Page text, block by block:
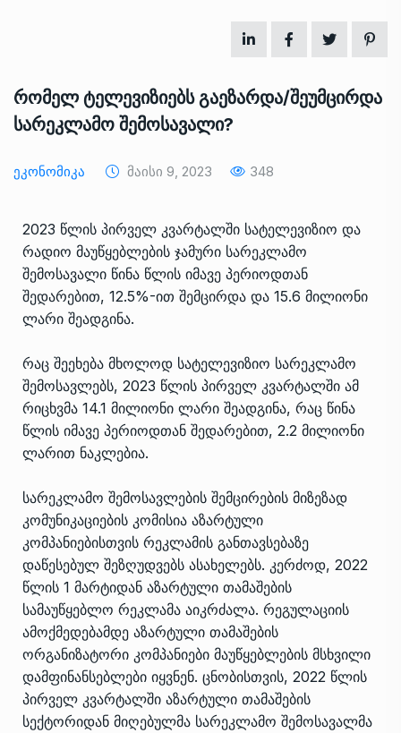
რომელ ტელევიზიებს გაეზარდა/შეუმცირდა
სარეკლამო შემოსავალი?
Ეკონომიკა Მაისი 9, 2023 348
2023 წლის პირველ კვარტალში სატელევიზიო და
რადიო მაუწყებლების ჯამური სარეკლამო
შემოსავალი წინა წლის იმავე პერიოდთან
შედარებით, 12.5%-ით შემცირდა და 15.6 მილიონი
ლარი შეადგინა.
რაც შეეხება მხოლოდ სატელევიზიო სარეკლამო
შემოსავლებს, 2023 წლის პირველ კვარტალში ამ
რიცხვმა 14.1 მილიონი ლარი შეადგინა, რაც წინა
წლის იმავე პერიოდთან შედარებით, 2.2 მილიონი
ლარით ნაკლებია.
სარეკლამო შემოსავლების შემცირების მიზეზად
კომუნიკაციების კომისია აზარტული
კომპანიებისთვის რეკლამის განთავსებაზე
დაწესებულ შეზღუდვებს ასახელებს. კერძოდ, 2022
წლის 1 მარტიდან აზარტული თამაშების
სამაუწყებლო რეკლამა აიკრძალა. რეგულაციის
ამოქმედებამდე აზარტული თამაშების
ორგანიზატორი კომპანიები მაუწყებლების მსხვილი
დამფინანსებლები იყვნენ. ცნობისთვის, 2022 წლის
პირველ კვარტალში აზარტული თამაშების
სექტორიდან მიღებულმა სარეკლამო შემოსავალმა